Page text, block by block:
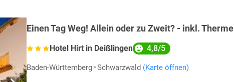
Einen Tag Weg! Allein oder zu Zweit? - inkl. Therme
Hotel Hirt in Deißlingen 4,8/5
Baden-Württemberg Schwarzwald (Karte öffnen)